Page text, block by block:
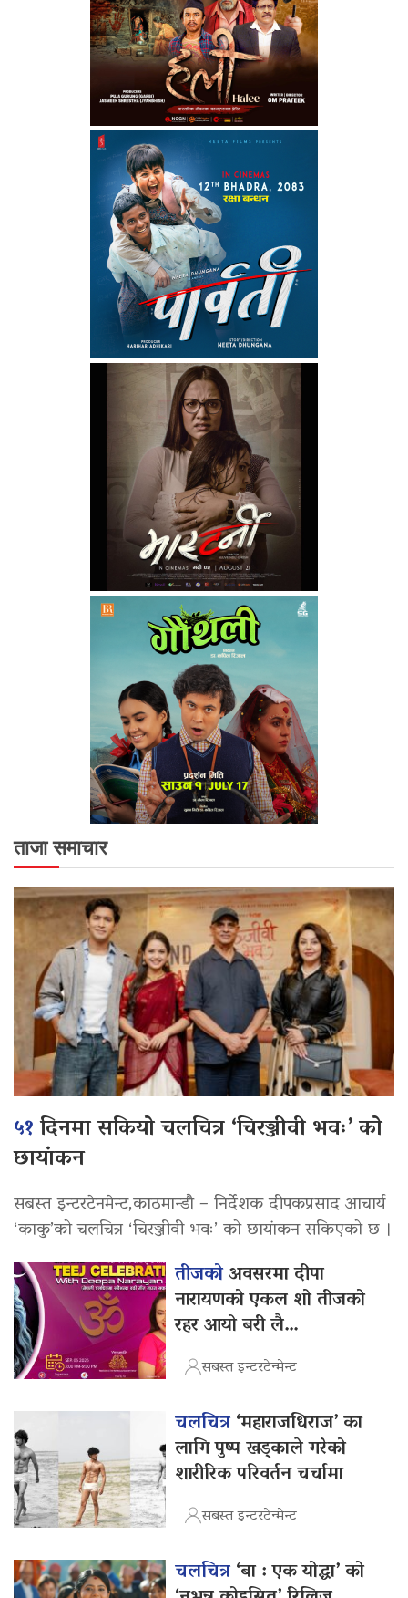
ताजा समाचार
५१दिनमा सकियो चलचित्र ‘चिरञ्जीवी भवः’ को
छायांकन
सबस्त इन्टरटेनमेन्ट,काठमान्डौ – निर्देशक दीपकप्रसाद आचार्य
‘काकु’को चलचित्र ‘चिरञ्जीवी भवः’ को छायांकन सकिएको छ ।
तीजकोअवसरमा दीपा
नारायणको एकल शो तीजको
रहर आयो बरी लै…
सबस्त इन्टरटेन्मेन्ट
चलचित्र‘महाराजधिराज’ का
लागि पुष्प खड्काले गरेको
शारीरिक परिवर्तन चर्चामा
सबस्त इन्टरटेन्मेन्ट
चलचित्र‘बा : एक योद्धा’ को